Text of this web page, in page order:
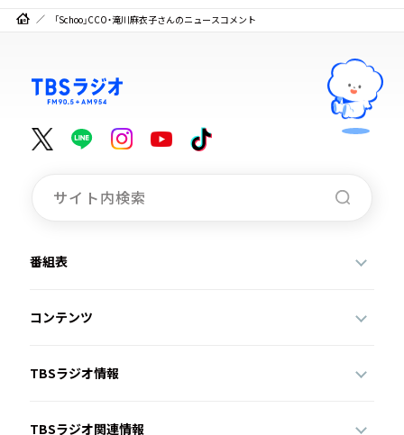
「Schoo」CCO・滝川麻衣子さんのニュースコメント
番組表
コンテンツ
TBSラジオ情報
TBSラジオ関連情報